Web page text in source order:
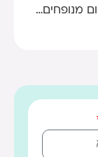
מנופחים…